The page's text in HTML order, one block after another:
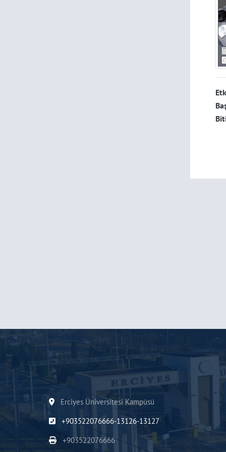
Erciyes Üniversitesi Kampüsü
+903522076666-13126-13127
+903522076666